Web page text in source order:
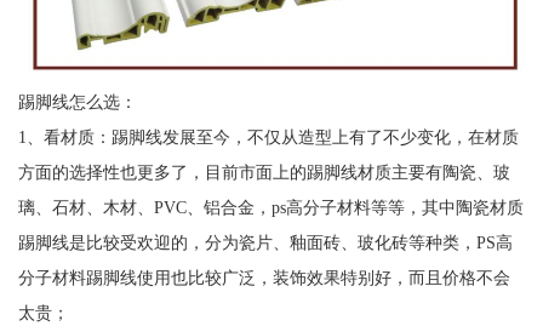
踢脚线怎么选：
1、看材质：踢脚线发展至今，不仅从造型上有了不少变化，在材质
方面的选择性也更多了，目前市面上的踢脚线材质主要有陶瓷、玻
璃、石材、木材、PVC、铝合金，ps高分子材料等等，其中陶瓷材质
踢脚线是比较受欢迎的，分为瓷片、釉面砖、玻化砖等种类，PS高
分子材料踢脚线使用也比较广泛，装饰效果特别好，而且价格不会
太贵；